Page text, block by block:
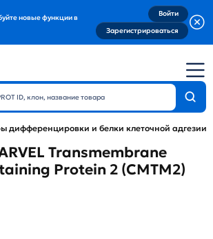
новые функции в
Войти
Зарегистрироваться
дифференцировки и белки клеточной адгезии
Transmembrane
Protein 2 (CMTM2)